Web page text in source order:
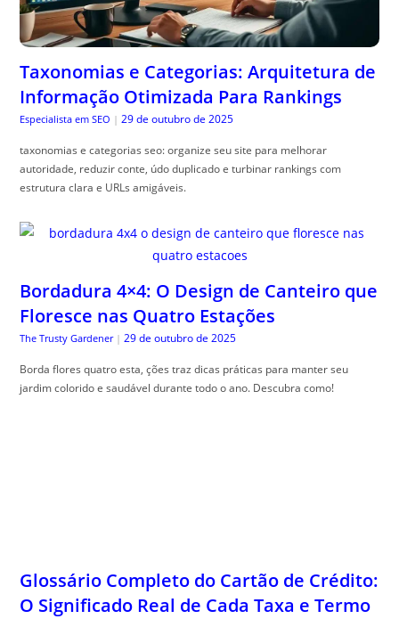
Taxonomias e Categorias: Arquitetura de
Informação Otimizada Para Rankings
Especialista em SEO | 29 de outubro de 2025
taxonomias e categorias seo: organize seu site para melhorar
autoridade, reduzir conte, údo duplicado e turbinar rankings com
estrutura clara e URLs amigáveis.
Bordadura 4×4: O Design de Canteiro que
Floresce nas Quatro Estações
The Trusty Gardener | 29 de outubro de 2025
Borda flores quatro esta, ções traz dicas práticas para manter seu
jardim colorido e saudável durante todo o ano. Descubra como!
Glossário Completo do Cartão de Crédito:
O Significado Real de Cada Taxa e Termo